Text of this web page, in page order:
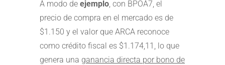
A modo de ejemplo , con BPOA7, el
precio de compra en el mercado es de
$1.150 y el valor que ARCA reconoce
como crédito fiscal es $1.174,11, lo que
genera una ganancia directa por bono de